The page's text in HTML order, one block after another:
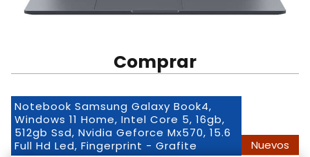
Comprar
Notebook Samsung Galaxy Book4,
Windows 11 Home, Intel Core 5, 16gb,
512gb Ssd, Nvidia Geforce Mx570, 15.6
Full Hd Led, Fingerprint - Grafite
Nuevos